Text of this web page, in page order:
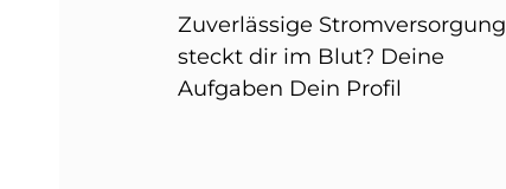
Zuverlässige Stromversorgung
steckt dir im Blut? Deine
Aufgaben Dein Profil